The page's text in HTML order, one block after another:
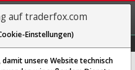
REGIS-
TRIEREN
auf traderfox.com
Einstellungen)
unsere Website technisch